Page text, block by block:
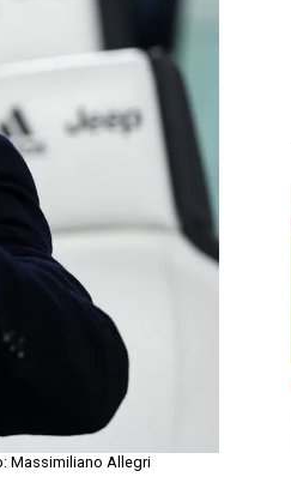
Massimiliano Allegri